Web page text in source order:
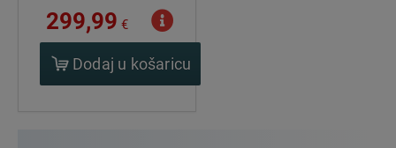
299,99 €
Dodaj u košaricu